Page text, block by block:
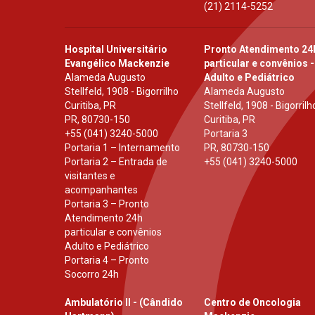
(21) 2114-5252
Hospital Universitário
Evangélico Mackenzie
Alameda Augusto
Stellfeld, 1908 - Bigorrilho
Curitiba, PR
PR, 80730-150
+55 (041) 3240-5000
Portaria 1 – Internamento
Portaria 2 – Entrada de
visitantes e
acompanhantes
Portaria 3 – Pronto
Atendimento 24h
particular e convênios
Adulto e Pediátrico
Portaria 4 – Pronto
Socorro 24h
Pronto Atendimento
particular e convênios -
Adulto e Pediátrico
Alameda Augusto
Stellfeld, 1908 -
Curitiba, PR
Portaria 3
PR,80730-150
+55 (041) 3240-5000
Ambulatório II - (Cândido
Centro de Oncologia